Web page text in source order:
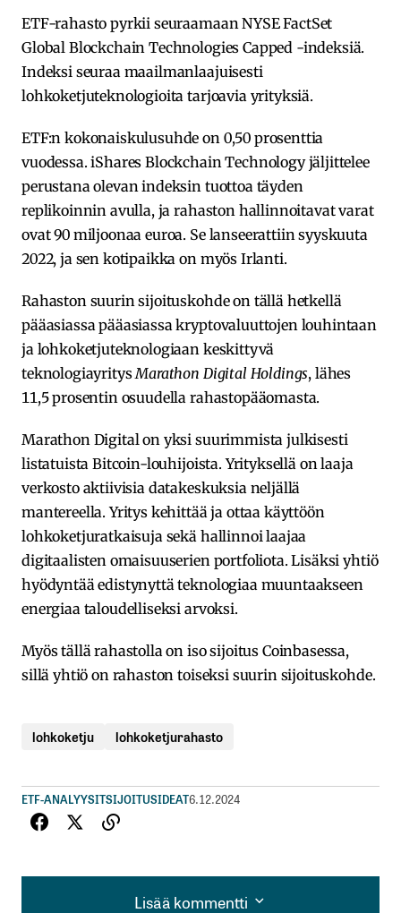
ETF-rahasto pyrkii seuraamaan NYSE FactSet
Global Blockchain Technologies Capped -indeksiä.
Indeksi seuraa maailmanlaajuisesti
lohkoketjuteknologioita tarjoavia yrityksiä.
ETF:n kokonaiskulusuhde on 0,50 prosenttia
vuodessa. iShares Blockchain Technology jäljittelee
perustana olevan indeksin tuottoa täyden
replikoinnin avulla, ja rahaston hallinnoitavat varat
ovat 90 miljoonaa euroa. Se lanseerattiin syyskuuta
2022, ja sen kotipaikka on myös Irlanti.
Rahaston suurin sijoituskohde on tällä hetkellä
pääasiassa pääasiassa kryptovaluuttojen louhintaan
ja lohkoketjuteknologiaan keskittyvä
teknologiayritys Marathon Digital Holdings, lähes
11,5 prosentin osuudella rahastopääomasta.
Marathon Digital on yksi suurimmista julkisesti
listatuista Bitcoin-louhijoista. Yrityksellä on laaja
verkosto aktiivisia datakeskuksia neljällä
mantereella. Yritys kehittää ja ottaa käyttöön
lohkoketjuratkaisuja sekä hallinnoi laajaa
digitaalisten omaisuuserien portfoliota. Lisäksi yhtiö
hyödyntää edistynyttä teknologiaa muuntaakseen
energiaa taloudelliseksi arvoksi.
Myös tällä rahastolla on iso sijoitus Coinbasessa,
sillä yhtiö on rahaston toiseksi suurin sijoituskohde.
lohkoketju lohkoketjurahasto
ETF-ANALYYSITSIJOITUSIDEAT6.12.2024
Lisää kommentti